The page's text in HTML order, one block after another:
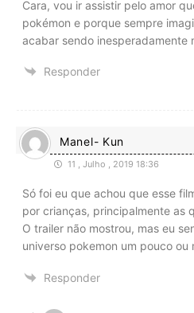
Cara, vou ir assistir pelo amor
pokémon e porque sempre
acabar sendo inesperadamente
Responder
Manel- Kun
11 , Julho , 2019 18:36
Só foi eu que achou que esse
por crianças, principalmente as
O trailer não mostrou, mas eu
universo pokemon um pouco ou
Responder